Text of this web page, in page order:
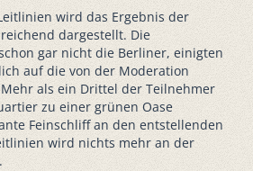
wird das Ergebnis der
dargestellt. Die
gar nicht die Berliner, einigten
auf die von der Moderation
als ein Drittel der Teilnehmer
zu einer grünen Oase
Feinschliff an den entstellenden
wird nichts mehr an der